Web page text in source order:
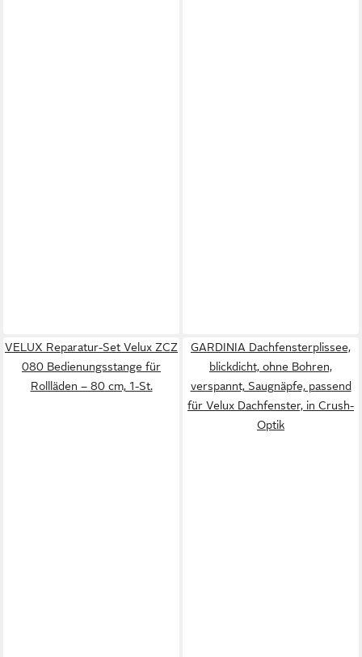
VELUX Reparatur-Set Velux ZCZ
080 Bedienungsstange für
Rollläden – 80 cm, 1-St.
GARDINIA Dachfensterplissee,
blickdicht, ohne Bohren,
verspannt, Saugnäpfe, passend
für Velux Dachfenster, in Crush-
Optik